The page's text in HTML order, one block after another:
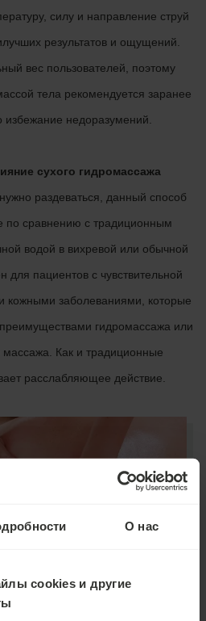
О нас
cookies и другие
силу и направление струй
результатов и ощущений.
вес пользователей, поэтому
тела рекомендуется заранее
избежание недоразумений.
сухого гидромассажа
раздеваться, данный способ
по сравнению с традиционным
водой в вихревой или обычной
для пациентов с чувствительной
кожными заболеваниями, которые
преимуществами гидромассажа или
массажа. Как и традиционные
расслабляющее действие.